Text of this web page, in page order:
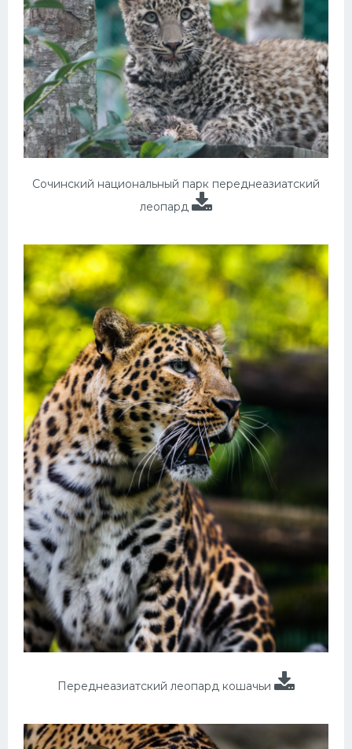
Сочинский национальный парк переднеазиатский
леопард
Переднеазиатский леопард кошачьи